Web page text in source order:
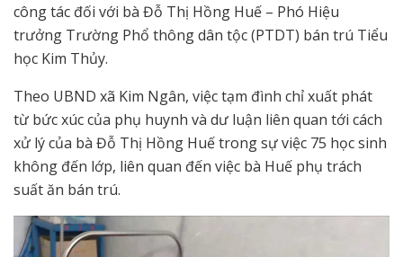
công tác đối với bà Đỗ Thị Hồng Huế – Phó Hiệu
trưởng Trường Phổ thông dân tộc (PTDT) bán trú Tiểu
học Kim Thủy.
Theo UBND xã Kim Ngân, việc tạm đình chỉ xuất phát
từ bức xúc của phụ huynh và dư luận liên quan tới cách
xử lý của bà Đỗ Thị Hồng Huế trong sự việc 75 học sinh
không đến lớp, liên quan đến việc bà Huế phụ trách
suất ăn bán trú.